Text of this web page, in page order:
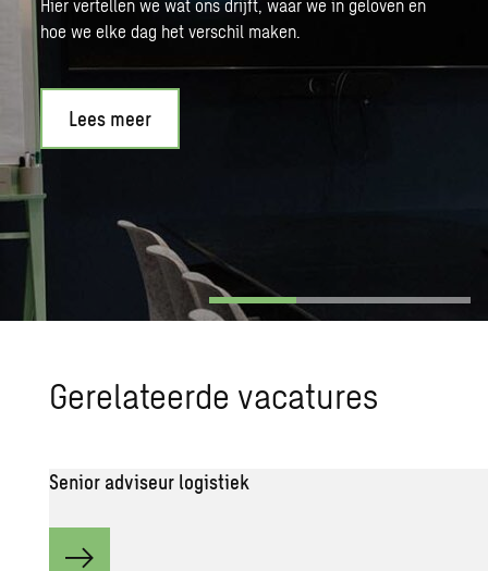
Hier vertellen we wat ons drijft, waar we in geloven en
hoe we elke dag het verschil maken.
Lees meer
Ge­re­la­teer­de va­ca­tu­res
Senior adviseur logistiek